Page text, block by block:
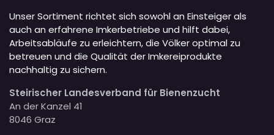
Unser Sortiment richtet sich sowohl an Einsteiger als
auch an erfahrene Imkerbetriebe und hilft dabei,
Arbeitsabläufe zu erleichtern, die Völker optimal zu
betreuen und die Qualität der Imkereiprodukte
nachhaltig zu sichern.
Steirischer Landesverband für Bienenzucht
An der Kanzel 41
8046 Graz